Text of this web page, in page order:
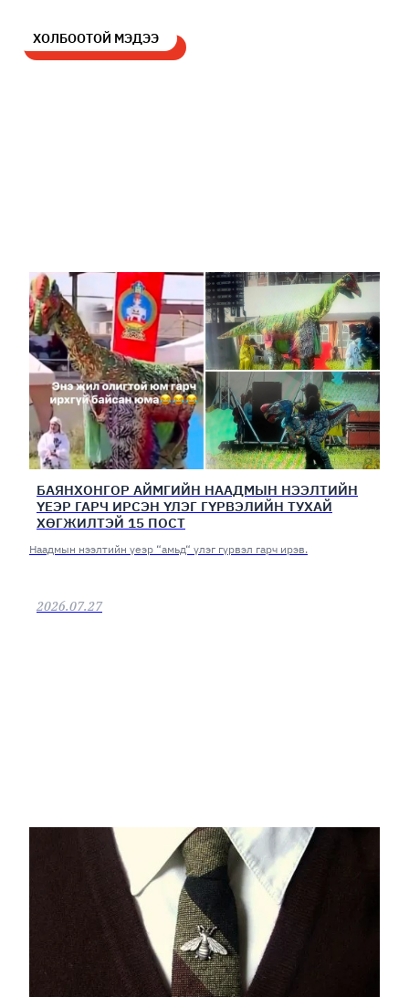
ХОЛБООТОЙ МЭДЭЭ
БАЯНХОНГОР АЙМГИЙН НААДМЫН НЭЭЛТИЙН
ҮЕЭР ГАРЧ ИРСЭН ҮЛЭГ ГҮРВЭЛИЙН ТУХАЙ
ХӨГЖИЛТЭЙ 15 ПОСТ
Наадмын нээлтийн үеэр “амьд“ үлэг гүрвэл гарч ирэв.
2026.07.27